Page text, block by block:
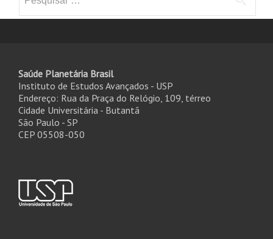
por:
Saúde Planetária Brasil
Instituto de Estudos Avançados - USP
Endereço: Rua da Praça do Relógio, 109, térreo
Cidade Universitária - Butantã
São Paulo - SP
CEP 05508-050